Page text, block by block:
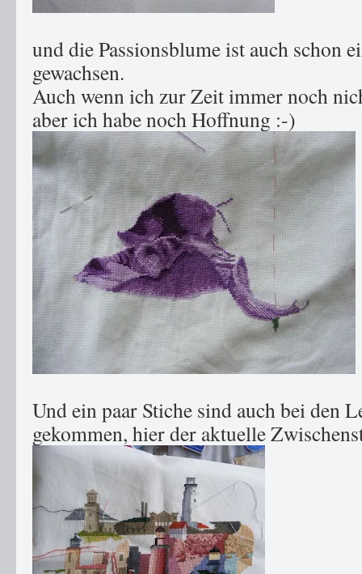
und die Passionsblume ist auch schon
gewachsen.
Auch wenn ich zur Zeit immer noch
aber ich habe noch Hoffnung :-)
Und ein paar Stiche sind auch bei den
gekommen, hier der aktuelle